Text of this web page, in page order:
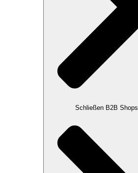
Schließen B2B Shops